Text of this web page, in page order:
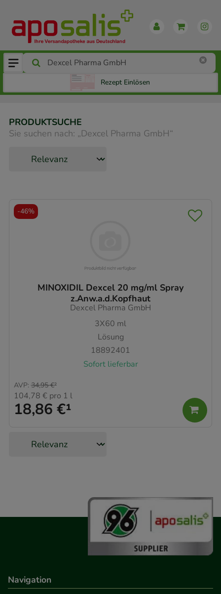
Rezept Einlösen
PRODUKTSUCHE
Sie suchen nach: „Dexcel Pharma GmbH“
MINOXIDIL Dexcel 20 mg/ml Spray
z.Anw.a.d.Kopfhaut
Dexcel Pharma GmbH
3X60 ml
Lösung
18892401
Sofort lieferbar
18,86 €¹
AVP: 34,95 €²
104,78 € pro 1 l
-46%
Navigation